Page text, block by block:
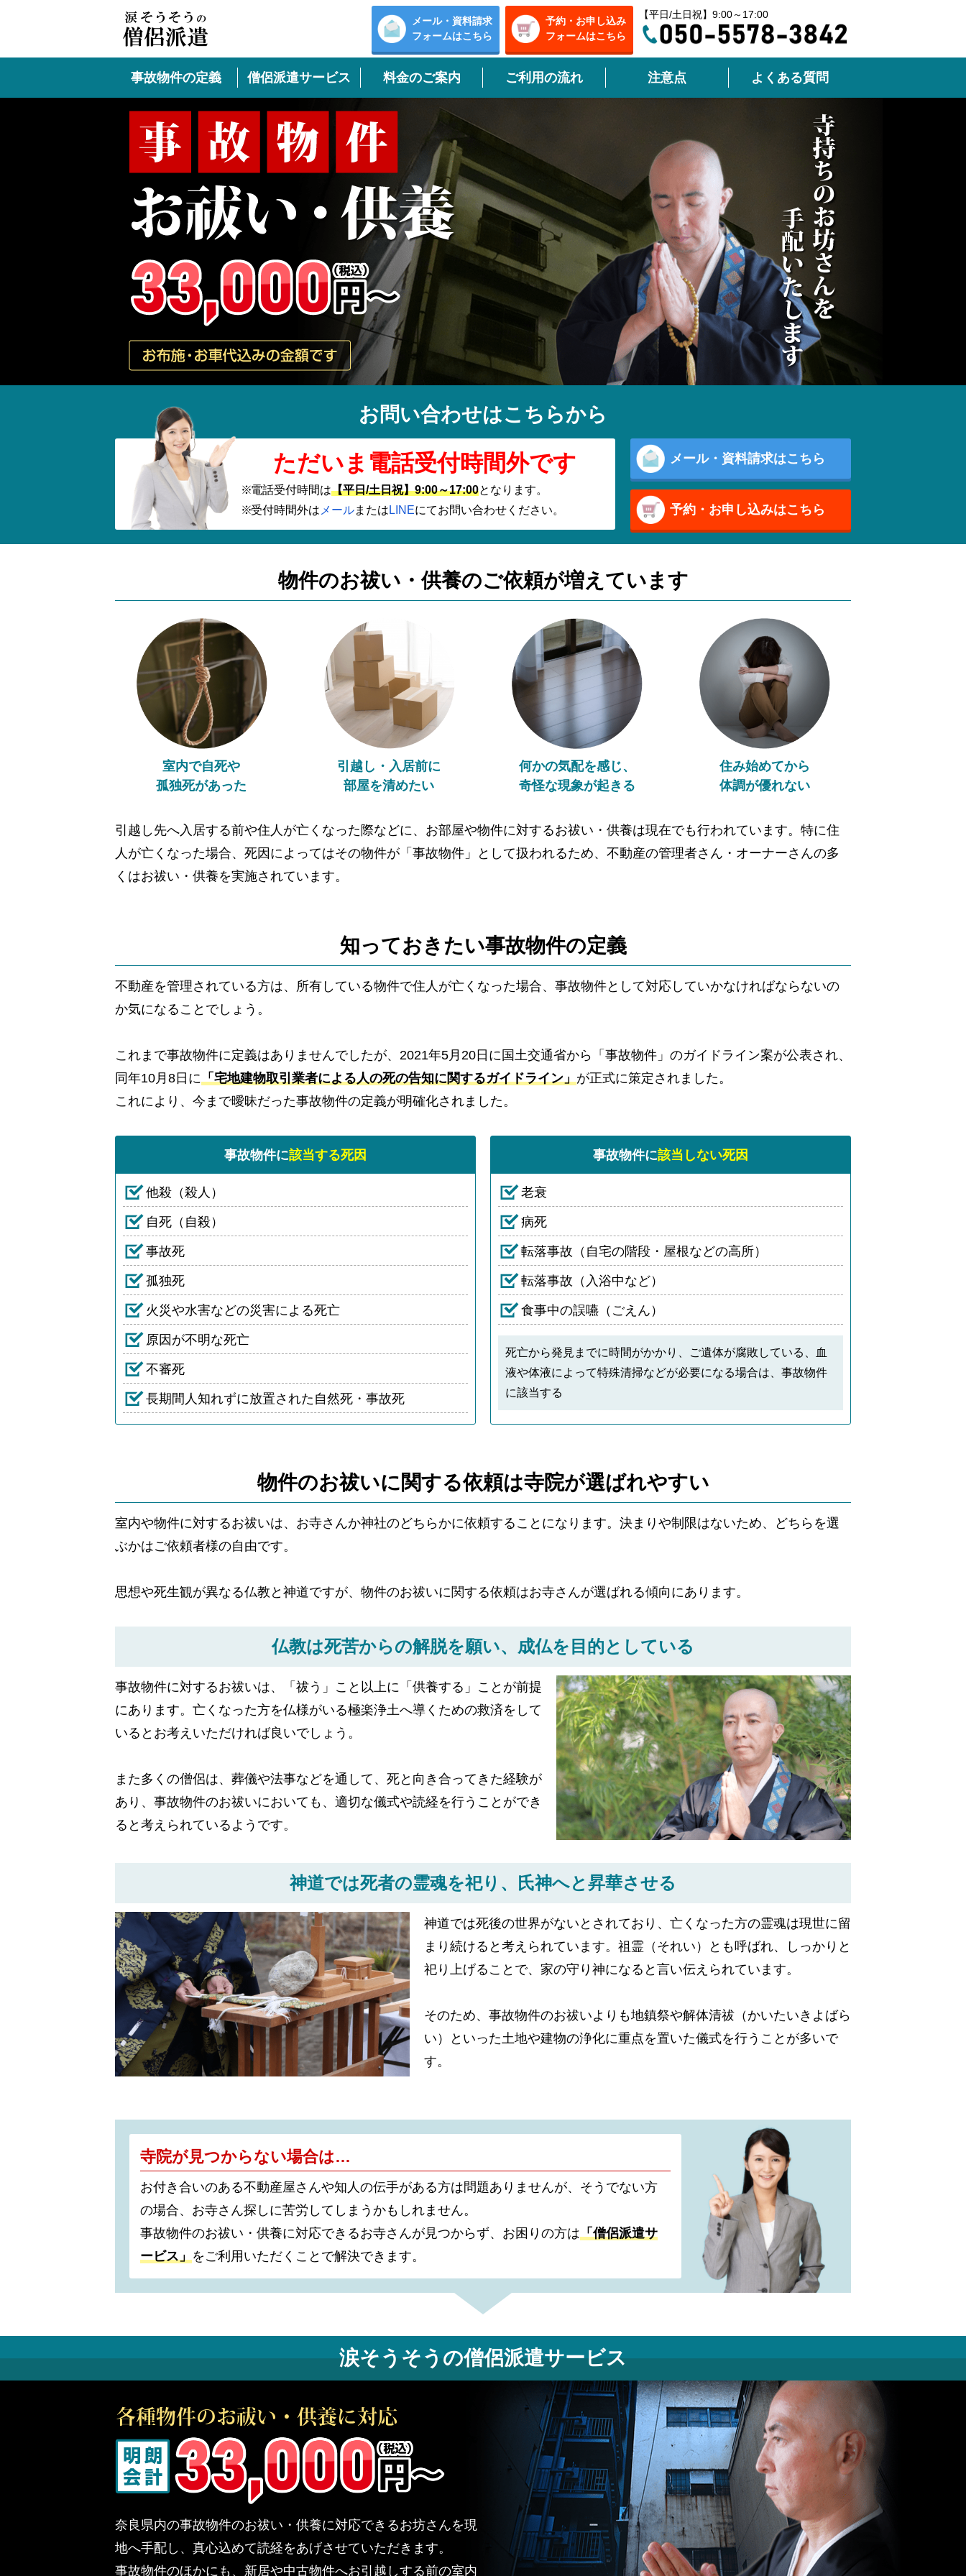
メール・資料請求
フォームはこちら
予約・お申し込み
フォームはこちら
【平日/土日祝】9:00～17:00
事故物件の定義 僧侶派遣サービス 料金のご案内 ご利用の流れ 注意点 よくある質問
お問い合わせはこちらから
ただいま電話受付時間外です
電話受付時間は【平日/土日祝】9:00～17:00となります。
受付時間外は メールまたは LINEにてお問い合わせください。
メール・資料請求はこちら
予約・お申し込みはこちら
物件のお祓い・供養のご依頼が増えています
室内で自死や
孤独死があった
引越し・入居前に
部屋を清めたい
何かの気配を感じ、
奇怪な現象が起きる
住み始めてから
体調が優れない
引越し先へ入居する前や住人が亡くなった際などに、お部屋や物件に対するお祓い・供養は現在でも行われています。特に住
人が亡くなった場合、死因によってはその物件が「事故物件」として扱われるため、不動産の管理者さん・オーナーさんの多
くはお祓い・供養を実施されています。
知っておきたい事故物件の定義
不動産を管理されている方は、所有している物件で住人が亡くなった場合、事故物件として対応していかなければならないの
か気になることでしょう。
これまで事故物件に定義はありませんでしたが、2021年5月20日に国土交通省から「事故物件」のガイドライン案が公表され、
同年10月8日に 「宅地建物取引業者による人の死の告知に関するガイドライン」 が正式に策定されました。
これにより、今まで曖昧だった事故物件の定義が明確化されました。
事故物件に該当する死因
他殺（殺人）
自死（自殺）
事故死
孤独死
火災や水害などの災害による死亡
原因が不明な死亡
不審死
長期間人知れずに放置された自然死・事故死
事故物件に該当しない死因
老衰
病死
転落事故（自宅の階段・屋根などの高所）
転落事故（入浴中など）
食事中の誤嚥（ごえん）
死亡から発見までに時間がかかり、ご遺体が腐敗している、血
液や体液によって特殊清掃などが必要になる場合は、事故物件
に該当する
物件のお祓いに関する依頼は寺院が選ばれやすい
室内や物件に対するお祓いは、お寺さんか神社のどちらかに依頼することになります。決まりや制限はないため、どちらを選
ぶかはご依頼者様の自由です。
思想や死生観が異なる仏教と神道ですが、物件のお祓いに関する依頼はお寺さんが選ばれる傾向にあります。
仏教は死苦からの解脱を願い、 成仏を目的としている
事故物件に対するお祓いは、「祓う」こと以上に「供養する」ことが前提
にあります。亡くなった方を仏様がいる極楽浄土へ導くための救済をして
いるとお考えいただければ良いでしょう。
また多くの僧侶は、葬儀や法事などを通して、死と向き合ってきた経験が
あり、事故物件のお祓いにおいても、適切な儀式や読経を行うことができ
ると考えられているようです。
神道では死者の霊魂を祀り、 氏神へと昇華させる
神道では死後の世界がないとされており、亡くなった方の霊魂は現世に留
まり続けると考えられています。祖霊（それい）とも呼ばれ、しっかりと
祀り上げることで、家の守り神になると言い伝えられています。
そのため、事故物件のお祓いよりも地鎮祭や解体清祓（かいたいきよばら
い）といった土地や建物の浄化に重点を置いた儀式を行うことが多いで
す。
寺院が見つからない場合は…
お付き合いのある不動産屋さんや知人の伝手がある方は問題ありませんが、そうでない方
の場合、お寺さん探しに苦労してしまうかもしれません。
事故物件のお祓い・供養に対応できるお寺さんが見つからず、お困りの方は「僧侶派遣サ
ービス」をご利用いただくことで解決できます。
涙そうそうの僧侶派遣サービス
奈良県内の事故物件のお祓い・供養に対応できるお坊さんを現
地へ手配し、真心込めて読経をあげさせていただきます。
事故物件のほかにも、新居や中古物件へお引越しする前の室内